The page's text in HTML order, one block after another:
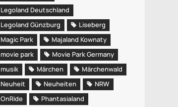
Legoland Deutschland
Legoland Günzburg
Liseberg
Magic Park
Majaland Kownaty
movie park
Movie Park Germany
musik
Märchen
Märchenwald
Neuheit
Neuheiten
NRW
OnRide
Phantasialand